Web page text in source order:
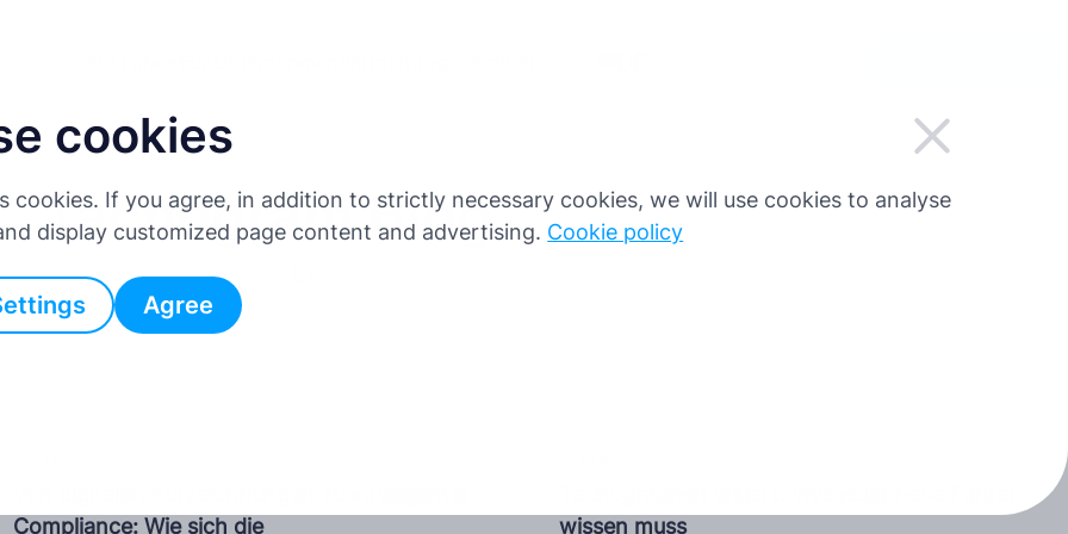
cookies
cookies. If you agree, in addition to strictly necessary cookies, we will use cookies to analyse
display customized page content and advertising. Cookie policy
Agree
Tachogram Blog
All posts
Compliance: Wie sich die
wissen muss